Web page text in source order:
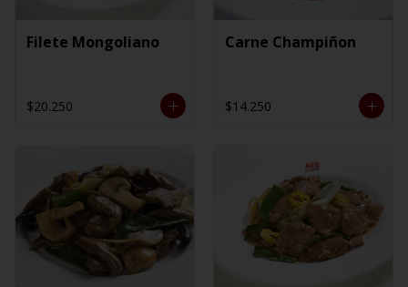
Filete Mongoliano
$20.250
Carne Champiñon
$14.250